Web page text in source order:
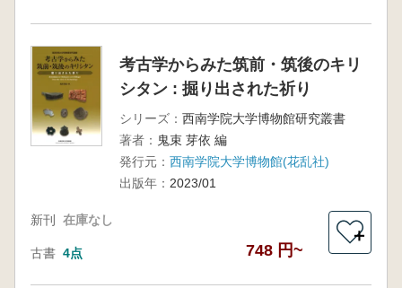
考古学からみた筑前・筑後のキリ
シタン : 掘り出された祈り
シリーズ： 西南学院大学博物館研究叢書
著者： 鬼束 芽依 編
発行元： 西南学院大学博物館(花乱社)
出版年： 2023/01
新刊 在庫なし
古書 4点 748 円~
＋